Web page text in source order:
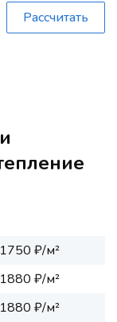
Рассчитать
₽/м²
₽/м²
₽/м²